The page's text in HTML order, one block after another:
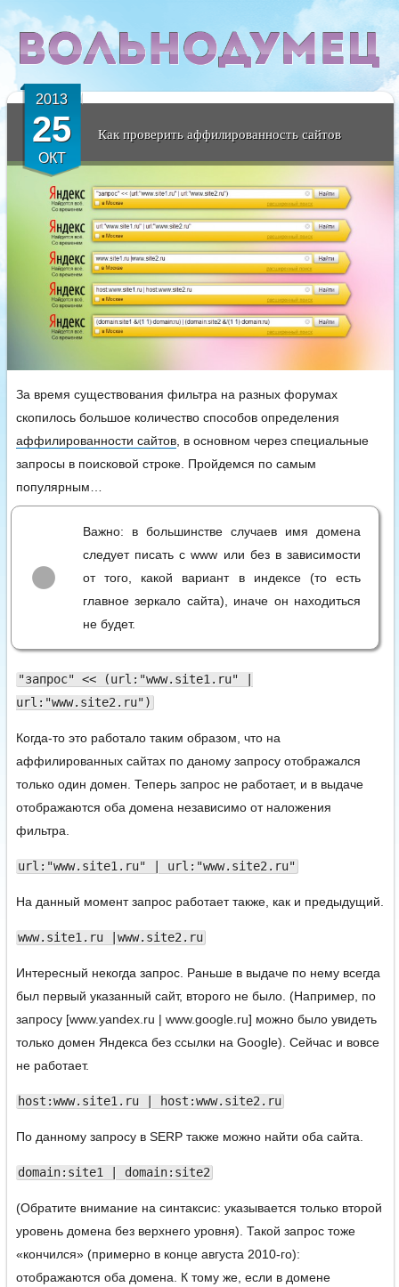
2013
25
ОКТ
Как проверить аффилированность сайтов
За время существования фильтра на разных форумах
скопилось большое количество способов определения
аффилированности сайтов , в основном через специальные
запросы в поисковой строке. Пройдемся по самым
популярным…
Важно: в большинстве случаев имя домена
следует писать с www или без в зависимости
от того, какой вариант в индексе (то есть
главное зеркало сайта), иначе он находиться
не будет.
"запрос" << (url:"www.site1.ru" |
url:"www.site2.ru")
Когда-то это работало таким образом, что на
аффилированных сайтах по даному запросу отображался
только один домен. Теперь запрос не работает, и в выдаче
отображаются оба домена независимо от наложения
фильтра.
url:"www.site1.ru" | url:"www.site2.ru"
На данный момент запрос работает также, как и предыдущий.
www.site1.ru |www.site2.ru
Интересный некогда запрос. Раньше в выдаче по нему всегда
был первый указанный сайт, второго не было. (Например, по
запросу [www.yandex.ru | www.google.ru] можно было увидеть
только домен Яндекса без ссылки на Google). Сейчас и вовсе
не работает.
host:www.site1.ru | host:www.site2.ru
По данному запросу в SERP также можно найти оба сайта.
domain:site1 | domain:site2
(Обратите внимание на синтаксис: указывается только второй
уровень домена без верхнего уровня). Такой запрос тоже
«кончился» (примерно в конце августа 2010-го):
отображаются оба домена. К тому же, если в домене